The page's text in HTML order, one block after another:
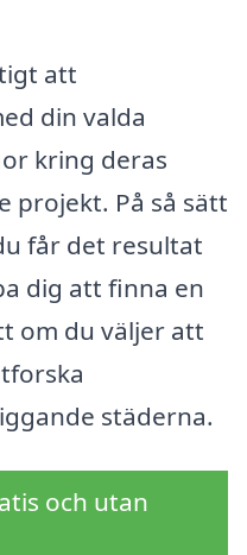
att
din valda
kring deras
projekt. På så sätt
får det resultat
dig att finna en
om du väljer att
städerna.
och utan